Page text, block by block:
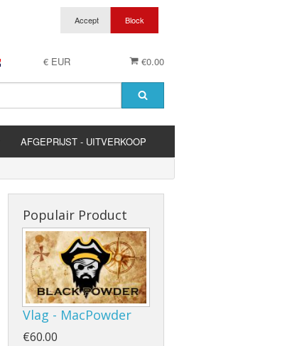
€0.00
€ EUR
AFGEPRIJST - UITVERKOOP
Populair Product
Vlag - MacPowder
€60.00